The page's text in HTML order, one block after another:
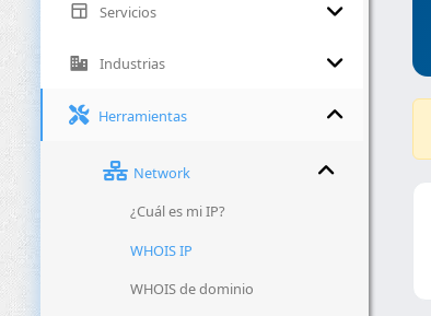
Servicios
Industrias
Herramientas
Network
¿Cuál es mi IP?
WHOIS IP
WHOIS de dominio